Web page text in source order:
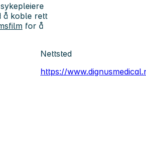
å koble rett
for å
Nettsted
https://